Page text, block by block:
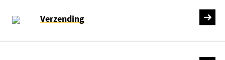
Verzending